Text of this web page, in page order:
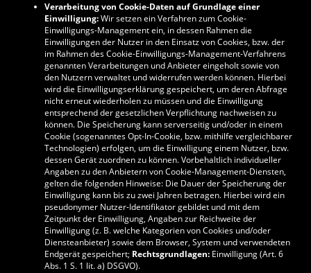
Verarbeitung von Cookie-Daten auf Grundlage einer
Einwilligung:Wir setzen ein Verfahren zum Cookie-
Einwilligungs-Management ein, in dessen Rahmen die
Einwilligungen der Nutzer in den Einsatz von Cookies, bzw. der
im Rahmen des Cookie-Einwilligungs-Management-Verfahrens
genannten Verarbeitungen und Anbieter eingeholt sowie von
den Nutzern verwaltet und widerrufen werden können. Hierbei
wird die Einwilligungserklärung gespeichert, um deren Abfrage
nicht erneut wiederholen zu müssen und die Einwilligung
entsprechend der gesetzlichen Verpflichtung nachweisen zu
können. Die Speicherung kann serverseitig und/oder in einem
Cookie (sogenanntes Opt-In-Cookie, bzw. mithilfe vergleichbarer
Technologien) erfolgen, um die Einwilligung einem Nutzer, bzw.
dessen Gerät zuordnen zu können. Vorbehaltlich individueller
Angaben zu den Anbietern von Cookie-Management-Diensten,
gelten die folgenden Hinweise: Die Dauer der Speicherung der
Einwilligung kann bis zu zwei Jahren betragen. Hierbei wird ein
pseudonymer Nutzer-Identifikator gebildet und mit dem
Zeitpunkt der Einwilligung, Angaben zur Reichweite der
Einwilligung (z. B. welche Kategorien von Cookies und/oder
Diensteanbieter) sowie dem Browser, System und verwendeten
Endgerät gespeichert; Rechtsgrundlagen: Einwilligung (Art. 6
Abs. 1 S. 1 lit. a) DSGVO).